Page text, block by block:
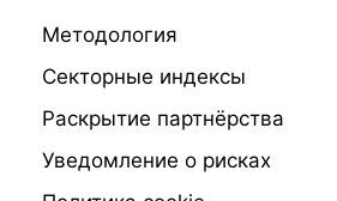
Методология
Секторные индексы
Раскрытие партнёрства
Уведомление о рисках